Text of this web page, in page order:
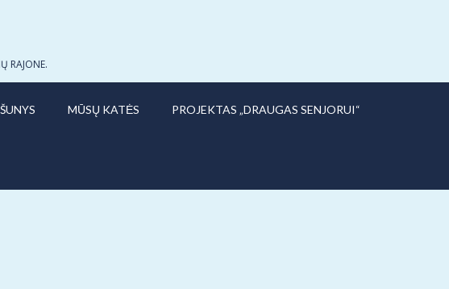
RAJONE.
MŪSŲ KATĖS PROJEKTAS „DRAUGAS SENJORUI“